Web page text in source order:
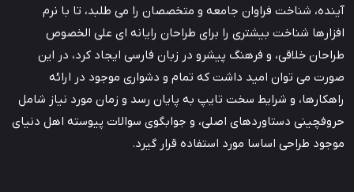
آینده، شناخت فراوان جامعه و متخصصان را می طلبد، تا با نرم
افزارها شناخت بیشتری را برای طراحان رایانه ای علی الخصوص
طراحان خلاقی، و فرهنگ پیشرو در زبان فارسی ایجاد کرد، در این
صورت می توان امید داشت که تمام و دشواری موجود در ارائه
راهکارها، و شرایط سخت تایپ به پایان رسد و زمان مورد نیاز شامل
حروفچینی دستاوردهای اصلی، و جوابگوی سوالات پیوسته اهل دنیای
موجود طراحی اساسا مورد استفاده قرار گیرد.